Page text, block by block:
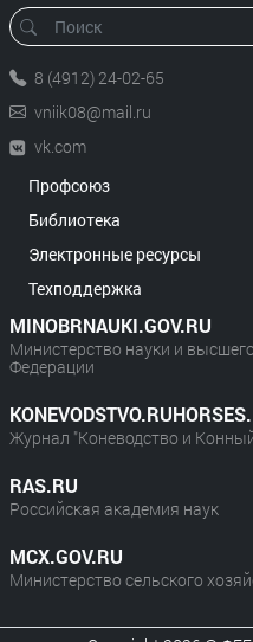
8 (4912) 24-02-65
vniik08@mail.ru
vk.com
Профсоюз
Библиотека
Электронные ресурсы
Техподдержка
MINOBRNAUKI.GOV.RU
Министерство науки и
Федерации
Журнал "Коневодство и
RAS.RU
Российская академия наук
MCX.GOV.RU
Министерство сельского